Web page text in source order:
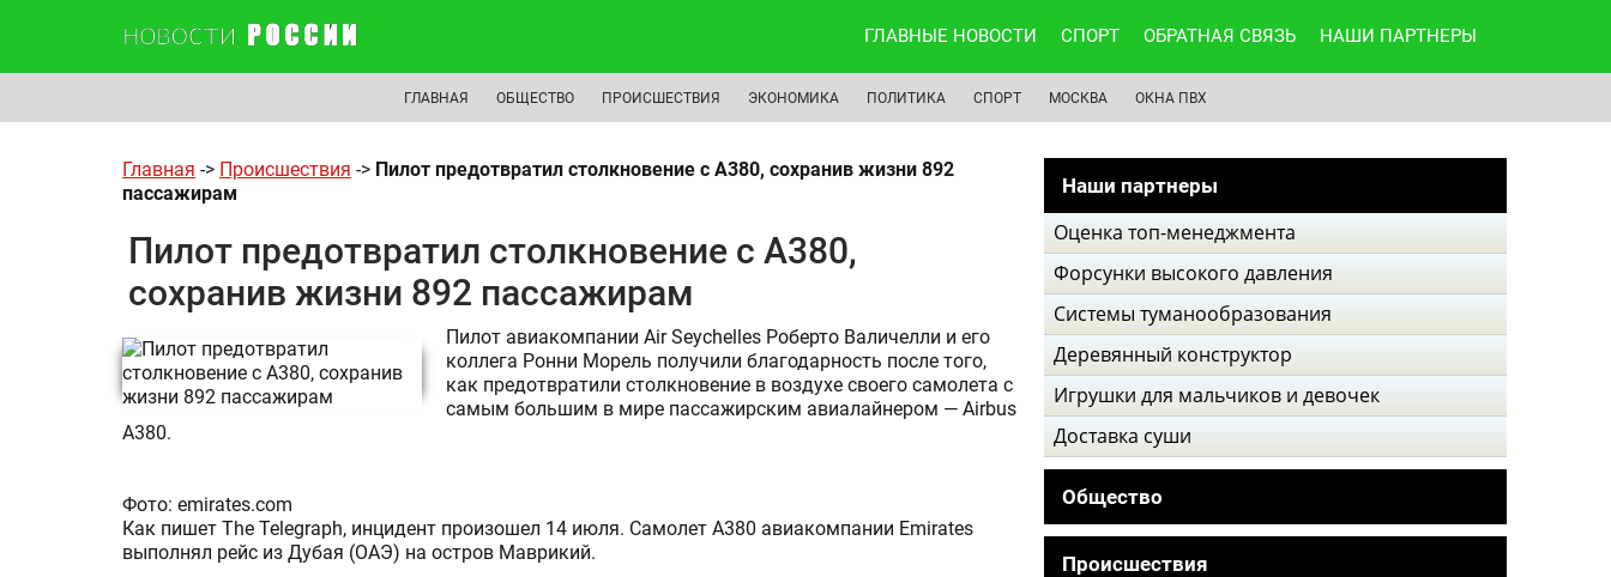
ГЛАВНЫЕ НОВОСТИ СПОРТ ОБРАТНАЯ СВЯЗЬ НАШИ ПАРТНЕРЫ
ГЛАВНАЯ ОБЩЕСТВО ПРОИСШЕСТВИЯ ЭКОНОМИКА ПОЛИТИКА СПОРТ МОСКВА ОКНА ПВХ
Главная -> Происшествия -> Пилот предотвратил столкновение с A380, сохранив жизни 892
пассажирам
Пилот предотвратил столкновение с A380,
сохранив жизни 892 пассажирам
Пилот авиакомпании Air Seychelles Роберто Валичелли и его
коллега Ронни Морель получили благодарность после того,
как предотвратили столкновение в воздухе своего самолета с
самым большим в мире пассажирским авиалайнером — Airbus
A380.
Фото: emirates.com
Как пишет The Telegraph, инцидент произошел 14 июля. Самолет A380 авиакомпании Emirates
выполнял рейс из Дубая (ОАЭ) на остров Маврикий.
Наши партнеры
Оценка топ-менеджмента
Форсунки высокого давления
Системы туманообразования
Деревянный конструктор
Игрушки для мальчиков и девочек
Доставка суши
Общество
Происшествия